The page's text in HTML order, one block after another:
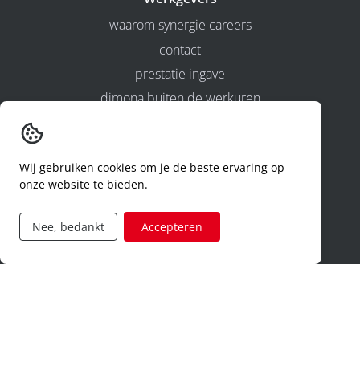
waarom synergie careers
contact
prestatie ingave
dimona buiten de werkuren
human resources
research & development
Wij gebruiken cookies om je de beste ervaring op
onze website te bieden.
Nee, bedankt Accepteren